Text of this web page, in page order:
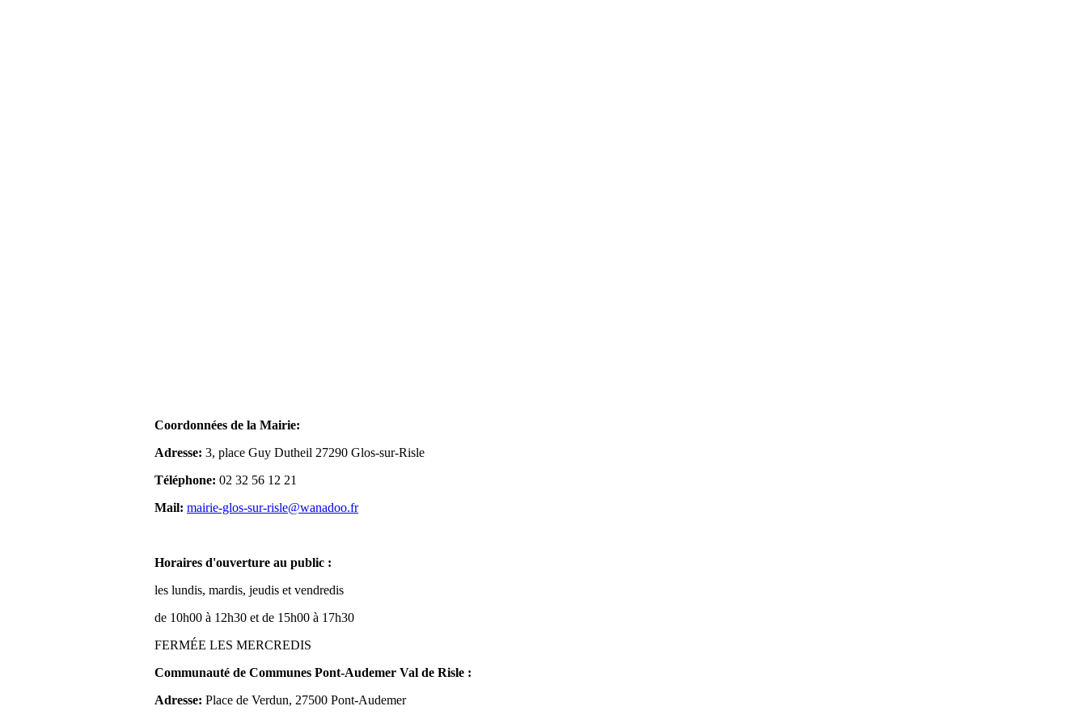
Coordonnées de la Mairie:
Adresse: 3, place Guy Dutheil 27290 Glos-sur-Risle
Téléphone: 02 32 56 12 21
Mail: mairie-glos-sur-risle@wanadoo.fr
Horaires d'ouverture au public :
les lundis, mardis, jeudis et vendredis
de 10h00 à 12h30 et de 15h00 à 17h30
FERMÉE LES MERCREDIS
Communauté de Communes Pont-Audemer Val de Risle :
Adresse: Place de Verdun, 27500 Pont-Audemer